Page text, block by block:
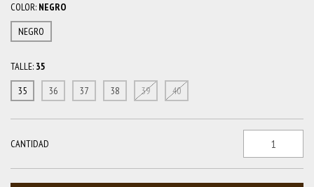
COLOR: NEGRO
NEGRO
TALLE: 35
35
36 37 38 39 40
CANTIDAD